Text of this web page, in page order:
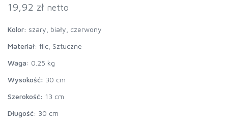
19,92 zł netto
Kolor: szary, biały, czerwony
Materiał: filc, Sztuczne
Waga: 0.25 kg
Wysokość: 30 cm
Szerokość: 13 cm
Długość: 30 cm